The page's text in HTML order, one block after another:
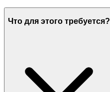
Что для этого требуется?